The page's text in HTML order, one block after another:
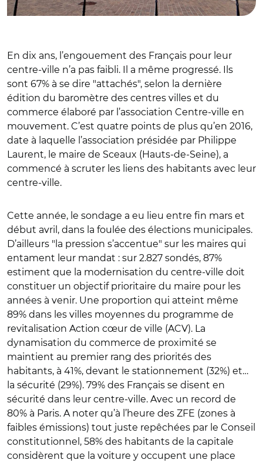
En dix ans, l’engouement des Français pour leur
centre-ville n’a pas faibli. Il a même progressé. Ils
sont 67% à se dire "attachés", selon la dernière
édition du baromètre des centres villes et du
commerce élaboré par l’association Centre-ville en
mouvement. C’est quatre points de plus qu’en 2016,
date à laquelle l’association présidée par Philippe
Laurent, le maire de Sceaux (Hauts-de-Seine), a
commencé à scruter les liens des habitants avec leur
centre-ville.
Cette année, le sondage a eu lieu entre fin mars et
début avril, dans la foulée des élections municipales.
D’ailleurs "la pression s’accentue" sur les maires qui
entament leur mandat : sur 2.827 sondés, 87%
estiment que la modernisation du centre-ville doit
constituer un objectif prioritaire du maire pour les
années à venir. Une proportion qui atteint même
89% dans les villes moyennes du programme de
revitalisation Action cœur de ville (ACV). La
dynamisation du commerce de proximité se
maintient au premier rang des priorités des
habitants, à 41%, devant le stationnement (32%) et…
la sécurité (29%). 79% des Français se disent en
sécurité dans leur centre-ville. Avec un record de
80% à Paris. A noter qu’à l’heure des ZFE (zones à
faibles émissions) tout juste repêchées par le Conseil
constitutionnel, 58% des habitants de la capitale
considèrent que la voiture y occupent une place